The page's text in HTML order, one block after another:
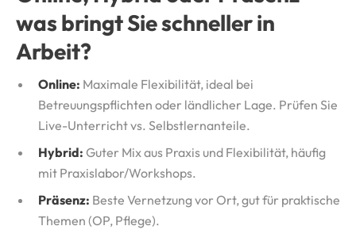
was bringt Sie schneller in
Arbeit?
Online: Maximale Flexibilität, ideal bei
Betreuungspflichten oder ländlicher Lage. Prüfen Sie
Live-Unterricht vs. Selbstlernanteile.
Hybrid: Guter Mix aus Praxis und Flexibilität, häufig
mit Praxislabor/Workshops.
Präsenz: Beste Vernetzung vor Ort, gut für praktische
Themen (OP, Pflege).